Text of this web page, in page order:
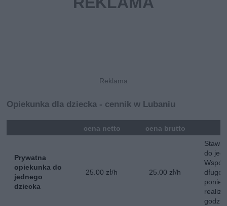
Opiekunka dla dziecka - cennik w Lubaniu
cena netto cena brutto
Prywatna
opiekunka do
jednego
dziecka
25.00 zł/h 25.00 zł/h
do